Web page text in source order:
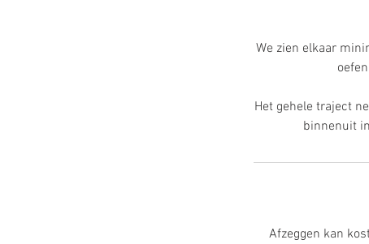
We zien elkaar
Het gehele traject
binnenuit
Afzeggen kan